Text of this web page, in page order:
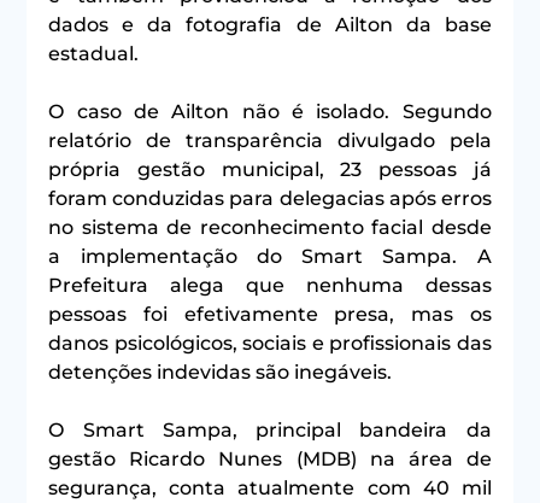
dados e da fotografia de Ailton da base
estadual.
O caso de Ailton não é isolado. Segundo
relatório de transparência divulgado pela
própria gestão municipal, 23 pessoas já
foram conduzidas para delegacias após erros
no sistema de reconhecimento facial desde
a implementação do Smart Sampa. A
Prefeitura alega que nenhuma dessas
pessoas foi efetivamente presa, mas os
danos psicológicos, sociais e profissionais das
detenções indevidas são inegáveis.
O Smart Sampa, principal bandeira da
gestão Ricardo Nunes (MDB) na área de
segurança, conta atualmente com 40 mil